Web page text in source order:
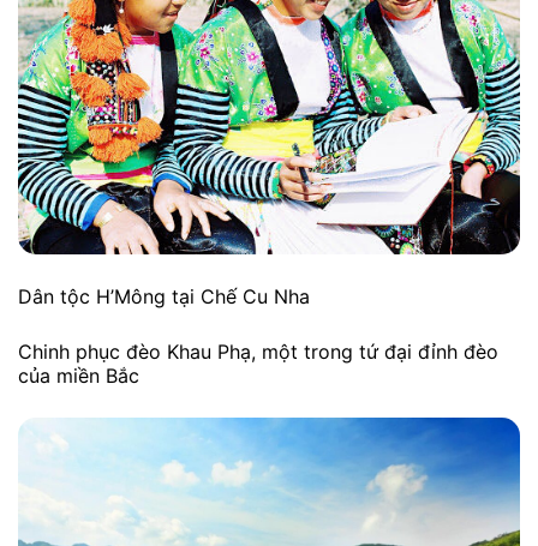
Dân tộc H’Mông tại Chế Cu Nha
Chinh phục đèo Khau Phạ, một trong tứ đại đỉnh đèo
của miền Bắc